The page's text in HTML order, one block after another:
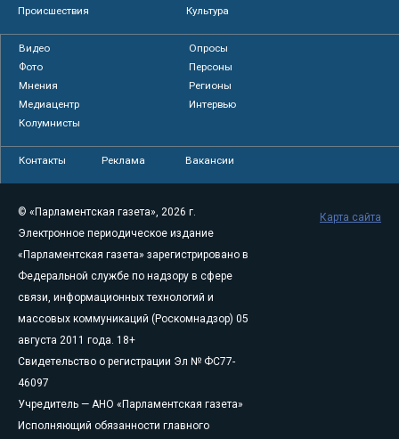
Происшествия
Культура
Видео
Опросы
Фото
Персоны
Мнения
Регионы
Медиацентр
Интервью
Колумнисты
Контакты Реклама Вакансии
© «Парламентская газета», 2026 г.
Электронное периодическое издание
«Парламентская газета» зарегистрировано в
Федеральной службе по надзору в сфере
связи, информационных технологий и
массовых коммуникаций (Роскомнадзор) 05
августа 2011 года. 18+
Свидетельство о регистрации Эл № ФС77-
46097
Учредитель — АНО «Парламентская газета»
Исполняющий обязанности главного
Карта сайта